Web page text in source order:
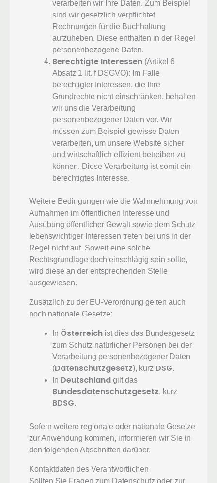
verarbeiten wir Ihre Daten. Zum Beispiel
sind wir gesetzlich verpflichtet
Rechnungen für die Buchhaltung
aufzuheben. Diese enthalten in der Regel
personenbezogene Daten.
Berechtigte Interessen (Artikel 6
Absatz 1 lit. f DSGVO): Im Falle
berechtigter Interessen, die Ihre
Grundrechte nicht einschränken, behalten
wir uns die Verarbeitung
personenbezogener Daten vor. Wir
müssen zum Beispiel gewisse Daten
verarbeiten, um unsere Website sicher
und wirtschaftlich effizient betreiben zu
können. Diese Verarbeitung ist somit ein
berechtigtes Interesse.
Weitere Bedingungen wie die Wahrnehmung von
Aufnahmen im öffentlichen Interesse und
Ausübung öffentlicher Gewalt sowie dem Schutz
lebenswichtiger Interessen treten bei uns in der
Regel nicht auf. Soweit eine solche
Rechtsgrundlage doch einschlägig sein sollte,
wird diese an der entsprechenden Stelle
ausgewiesen.
Zusätzlich zu der EU-Verordnung gelten auch
noch nationale Gesetze:
In Österreich ist dies das Bundesgesetz
zum Schutz natürlicher Personen bei der
Verarbeitung personenbezogener Daten
(Datenschutzgesetz), kurz DSG.
In Deutschland gilt das
Bundesdatenschutzgesetz, kurz
BDSG.
Sofern weitere regionale oder nationale Gesetze
zur Anwendung kommen, informieren wir Sie in
den folgenden Abschnitten darüber.
Kontaktdaten des Verantwortlichen
Sollten Sie Fragen zum Datenschutz oder zur